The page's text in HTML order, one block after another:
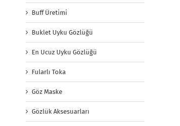
Buff Üretimi
Buklet Uyku Gözlüğü
En Ucuz Uyku Gözlüğü
Fularlı Toka
Göz Maske
Gözlük Aksesuarları